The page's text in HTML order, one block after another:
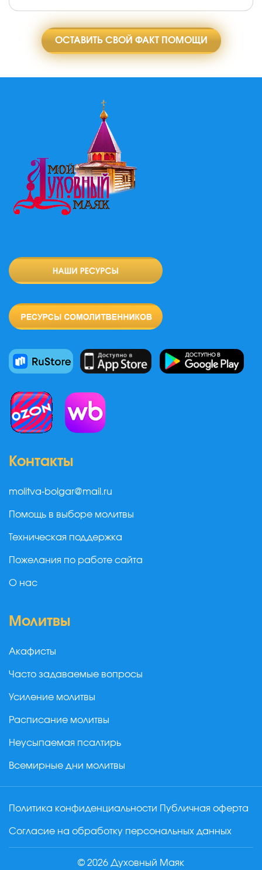
ОСТАВИТЬ СВОЙ ФАКТ ПОМОЩИ
Контакты
molitva-bolgar@mail.ru
Помощь в выборе молитвы
Техническая поддержка
Пожелания по работе сайта
О нас
Молитвы
Акафисты
Часто задаваемые вопросы
Усиление молитвы
Расписание молитвы
Неусыпаемая псалтирь
Всемирные дни молитвы
Политика конфиденциальности Публичная оферта
Согласие на обработку персональных данных
© 2026 Духовный Маяк